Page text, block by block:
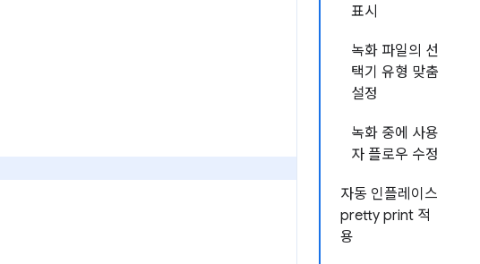
표시
녹화 파일의 선
택기 유형 맞춤
설정
녹화 중에 사용
자 플로우 수정
자동 인플레이스
pretty print 적
용